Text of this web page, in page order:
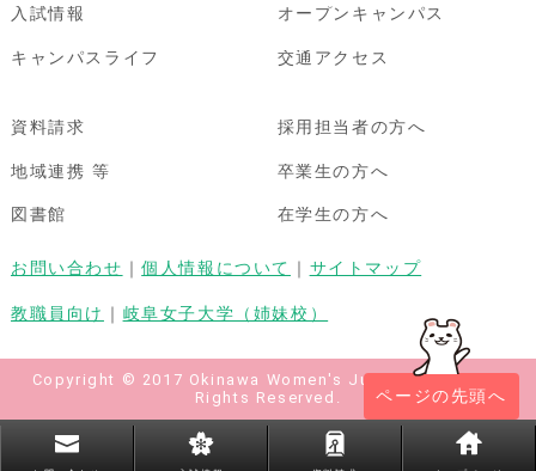
ページの先頭へ
入試情報
キャンパスライフ
オープンキャンパス
交通アクセス
資料請求
地域連携 等
図書館
採用担当者の方へ
卒業生の方へ
在学生の方へ
お問い合わせ ｜個人情報について サイトマップ
教職員向け 岐阜女子大学（姉妹校）
Copyright © 2017 Okinawa Women's Junior College All
Rights Reserved.